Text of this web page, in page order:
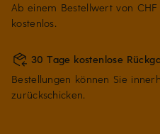
Ab einem Bestellwert von
kostenlos.
30 Tage kostenlose
Bestellungen können Sie
zurückschicken.